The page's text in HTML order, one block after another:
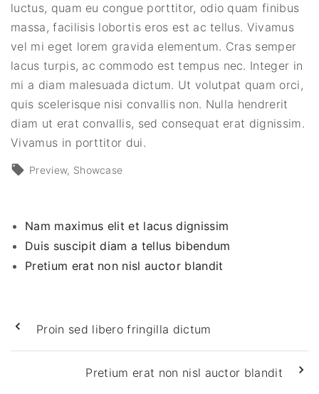
luctus, quam eu congue porttitor, odio quam finibus
massa, facilisis lobortis eros est ac tellus. Vivamus
vel mi eget lorem gravida elementum. Cras semper
lacus turpis, ac commodo est tempus nec. Integer in
mi a diam malesuada dictum. Ut volutpat quam orci,
quis scelerisque nisi convallis non. Nulla hendrerit
diam ut erat convallis, sed consequat erat dignissim.
Vivamus in porttitor dui.
Preview Showcase
Nam maximus elit et lacus dignissim
Duis suscipit diam a tellus bibendum
Pretium erat non nisl auctor blandit
Proin sed libero fringilla dictum
Pretium erat non nisl auctor blandit